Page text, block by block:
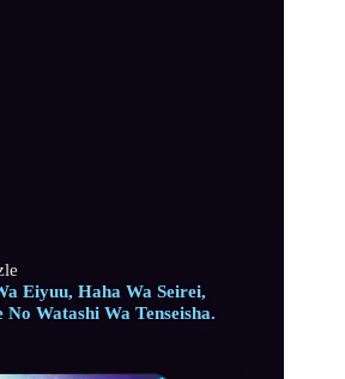
Eiyuu, Haha Wa Seirei,
No Watashi Wa Tenseisha.